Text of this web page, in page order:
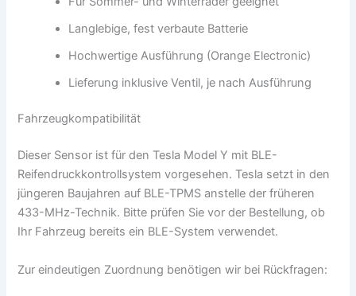
Langlebige, fest verbaute Batterie
Hochwertige Ausführung (Orange Electronic)
Lieferung inklusive Ventil, je nach Ausführung
Fahrzeugkompatibilität
Dieser Sensor ist für den Tesla Model Y mit BLE-
Reifendruckkontrollsystem vorgesehen. Tesla setzt in den
jüngeren Baujahren auf BLE-TPMS anstelle der früheren
433-MHz-Technik. Bitte prüfen Sie vor der Bestellung, ob
Ihr Fahrzeug bereits ein BLE-System verwendet.
Zur eindeutigen Zuordnung benötigen wir bei Rückfragen: